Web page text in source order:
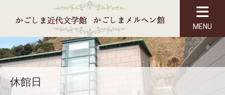
MENU
休館日